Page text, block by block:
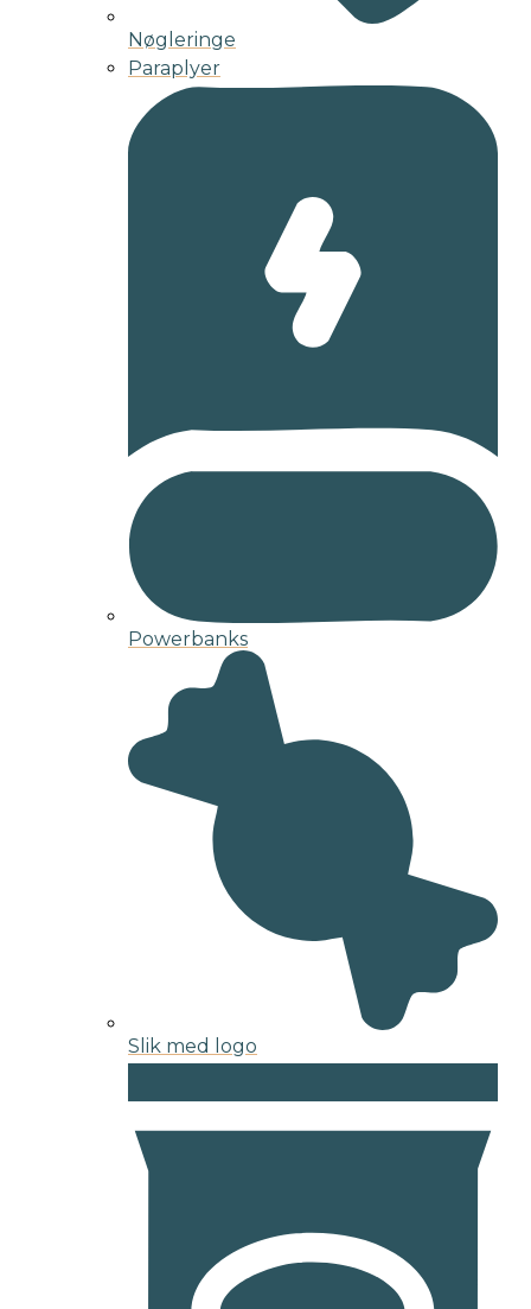
Nøgleringe
Paraplyer
Powerbanks
Slik med logo